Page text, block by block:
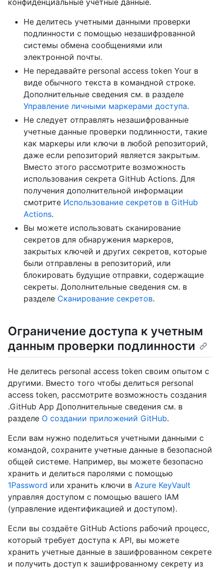
Не делитесь учетными данными проверки
подлинности с помощью незашифрованной
системы обмена сообщениями или
электронной почты.
Не передавайте personal access token Your в
виде обычного текста в командной строке.
Дополнительные сведения см. в разделе
Управление личными маркерами доступа.
Не следует отправлять незашифрованные
учетные данные проверки подлинности, такие
как маркеры или ключи в любой репозиторий,
даже если репозиторий является закрытым.
Вместо этого рассмотрите возможность
использования секрета GitHub Actions. Для
получения дополнительной информации
смотрите Использование секретов в GitHub
Actions.
Вы можете использовать сканирование
секретов для обнаружения маркеров,
закрытых ключей и других секретов, которые
были отправлены в репозиторий, или
блокировать будущие отправки, содержащие
секреты. Дополнительные сведения см. в
разделе Сканирование секретов.
Ограничение доступа к учетным
данным проверки подлинности
Не делитесь personal access token своим опытом с
другими. Вместо того чтобы делиться personal
access token, рассмотрите возможность создания
.GitHub App Дополнительные сведения см. в
разделе О создании приложений GitHub.
Если вам нужно поделиться учетными данными с
командой, сохраните учетные данные в безопасной
общей системе. Например, вы можете безопасно
хранить и делиться паролями с помощью
1Password или хранить ключи в Azure KeyVault
управляя доступом с помощью вашего IAM
(управление идентификацией и доступом).
Если вы создаёте GitHub Actions рабочий процесс,
который требует доступа к API, вы можете
хранить учетные данные в зашифрованном секрете
и получить доступ к зашифрованному секрету из